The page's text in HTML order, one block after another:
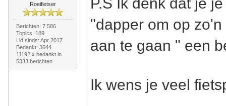
Roeifietser
Berichten: 7.586
Topics: 189
Lid sinds: Apr 2017
Bedankt: 3644
11192 x bedankt in
5333 berichten
"dapper om op
aan te gaan " een
Ik wens je veel